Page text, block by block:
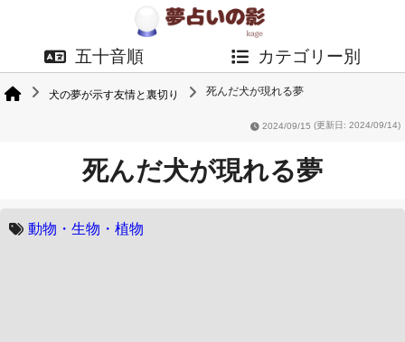
五十音順 カテゴリー別
犬の夢が示す友情と裏切り 死んだ犬が現れる夢
2024/09/15 (更新日: 2024/09/14)
死んだ犬が現れる夢
動物・生物・植物